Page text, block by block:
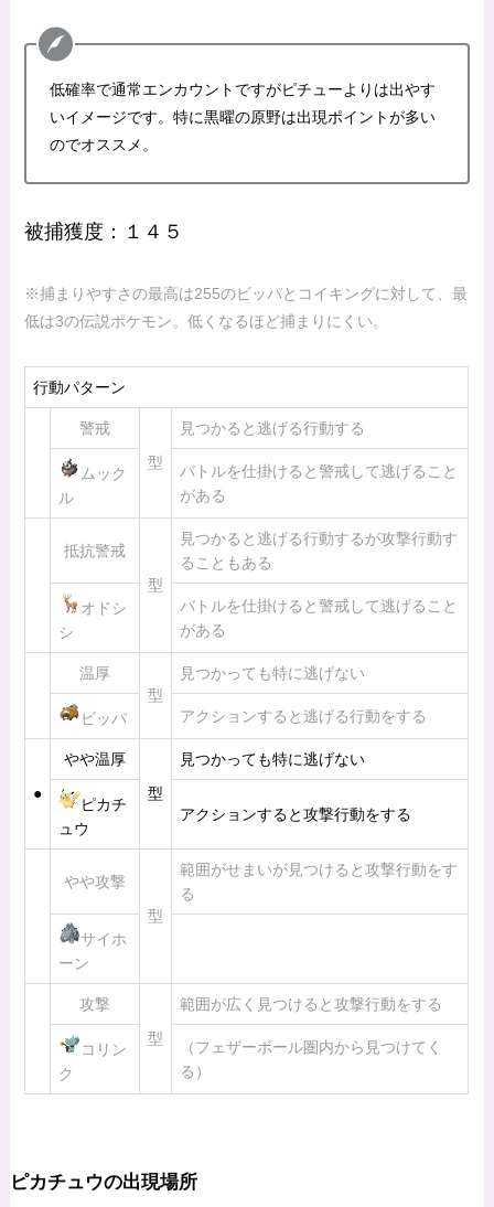
低確率で通常エンカウントですがピチューよりは出やす
いイメージです。特に黒曜の原野は出現ポイントが多い
のでオススメ。
被捕獲度：１４５
※捕まりやすさの最高は255のビッパとコイキングに対して、最
低は3の伝説ポケモン。低くなるほど捕まりにくい。
行動パターン
警戒
型
見つかると逃げる行動する
ムック
ル
バトルを仕掛けると警戒して逃げること
がある
抵抗警戒
型
見つかると逃げる行動するが攻撃行動す
ることもある
オドシ
シ
バトルを仕掛けると警戒して逃げること
がある
温厚
型
見つかっても特に逃げない
ビッパ アクションすると逃げる行動をする
●
やや温厚
型
見つかっても特に逃げない
ピカチ
ュウ
アクションすると攻撃行動をする
やや攻撃
型
範囲がせまいが見つけると攻撃行動をす
る
サイホ
ーン
攻撃
型
範囲が広く見つけると攻撃行動をする
コリン
ク
（フェザーボール圏内から見つけてく
る）
ピカチュウの出現場所